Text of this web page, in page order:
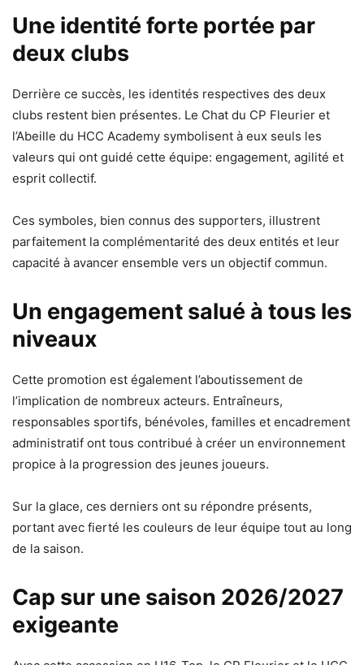
Une identité forte portée par
deux clubs
Derrière ce succès, les identités respectives des deux
clubs restent bien présentes. Le Chat du CP Fleurier et
l’Abeille du HCC Academy symbolisent à eux seuls les
valeurs qui ont guidé cette équipe: engagement, agilité et
esprit collectif.
Ces symboles, bien connus des supporters, illustrent
parfaitement la complémentarité des deux entités et leur
capacité à avancer ensemble vers un objectif commun.
Un engagement salué à tous les
niveaux
Cette promotion est également l’aboutissement de
l’implication de nombreux acteurs. Entraîneurs,
responsables sportifs, bénévoles, familles et encadrement
administratif ont tous contribué à créer un environnement
propice à la progression des jeunes joueurs.
Sur la glace, ces derniers ont su répondre présents,
portant avec fierté les couleurs de leur équipe tout au long
de la saison.
Cap sur une saison 2026/2027
exigeante